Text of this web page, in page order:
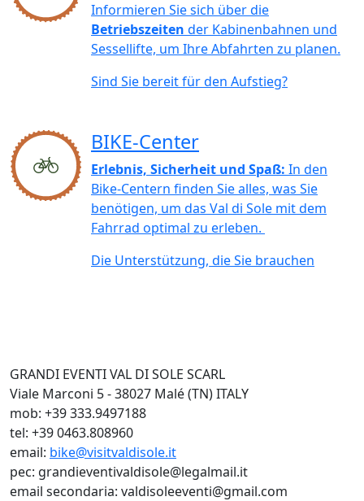
Informieren Sie sich über die
Betriebszeiten der Kabinenbahnen und
Sessellifte, um Ihre Abfahrten zu planen.
Sind Sie bereit für den Aufstieg?
BIKE-Center
Erlebnis, Sicherheit und Spaß: In den
Bike-Centern finden Sie alles, was Sie
benötigen, um das Val di Sole mit dem
Fahrrad optimal zu erleben.
Die Unterstützung, die Sie brauchen
GRANDI EVENTI VAL DI SOLE SCARL
Viale Marconi 5 - 38027 Malé (TN) ITALY
mob: +39 333.9497188
tel: +39 0463.808960
email: bike@visitvaldisole.it
pec: grandieventivaldisole@legalmail.it
email secondaria: valdisoleeventi@gmail.com